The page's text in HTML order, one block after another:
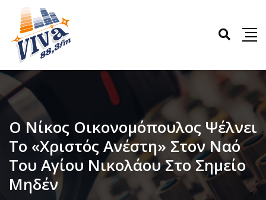
Ο Νίκος Οικονομόπουλος Ψέλνει
Το «Χριστός Ανέστη» Στον Ναό
Του Αγίου Νικολάου Στο Σημείο
Μηδέν